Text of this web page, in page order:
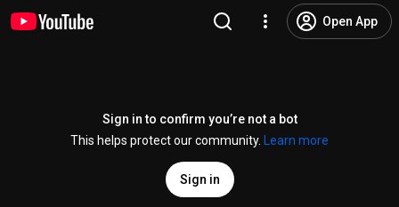
Open App
Sign in to confirm you’re not a bot
This helps protect our community.
Learn more
Sign in